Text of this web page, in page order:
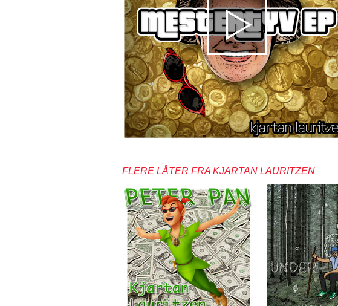
FLERE LÅTER FRA KJARTAN LAURITZEN